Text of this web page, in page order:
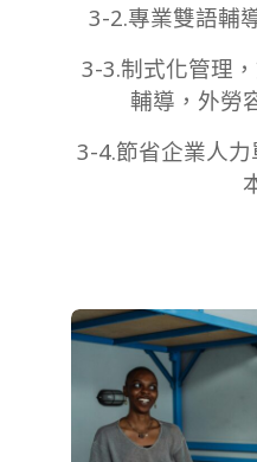
3-2.專業雙語輔
3-3.制式化管理
輔導，外勞
3-4.節省企業人